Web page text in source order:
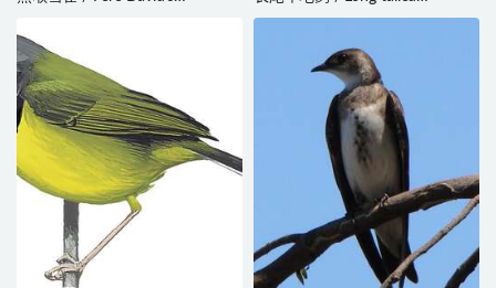
Meadowlark / Leistes loyca